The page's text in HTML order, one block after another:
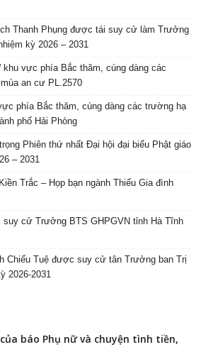
Thanh Phụng được tái suy cử làm Trưởng
kỳ 2026 – 2031
vực phía Bắc thăm, cúng dàng các
an cư PL.2570
phía Bắc thăm, cúng dàng các trường hạ
phố Hải Phòng
Phiên thứ nhất Đại hội đại biểu Phật giáo
– 2031
Trắc – Họp bạn ngành Thiếu Gia đình
cử Trưởng BTS GHPGVN tỉnh Hà Tĩnh
Chiếu Tuệ được suy cử tân Trưởng ban Trị
2026-2031
báo Phụ nữ và chuyện tình tiền,